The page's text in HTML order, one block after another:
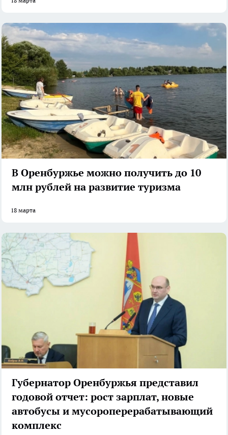
В Оренбуржье можно получить до 10
млн рублей на развитие туризма
18 марта
Губернатор Оренбуржья представил
годовой отчет: рост зарплат, новые
автобусы и мусороперерабатывающий
комплекс